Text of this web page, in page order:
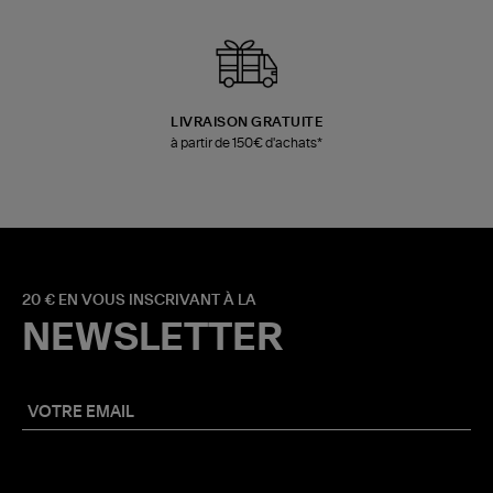
LIVRAISON GRATUITE
à partir de 150€ d'achats*
20 € EN VOUS INSCRIVANT À LA
NEWSLETTER